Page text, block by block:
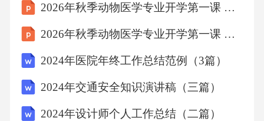
2026年秋季动物医学专业开学第一课 专业素养与核心竞争力
2026年秋季动物医学专业开学第一课 学科交叉与创新发展
2024年医院年终工作总结范例（3篇）
2024年交通安全知识演讲稿（三篇）
2024年设计师个人工作总结（二篇）